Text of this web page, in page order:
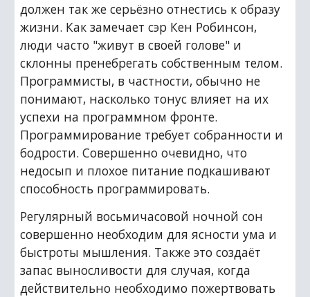
должен так же серьёзно отнестись к образу
жизни. Как замечает сэр Кен Робинсон,
люди часто "живут в своей голове" и
склонны пренебрегать собственным телом.
Программисты, в частности, обычно не
понимают, насколько тонус влияет на их
успехи на программном фронте.
Программирование требует собранности и
бодрости. Совершенно очевидно, что
недосып и плохое питание подкашивают
способность программировать.
Регулярный восьмичасовой ночной сон
совершенно необходим для ясности ума и
быстроты мышления. Также это создаёт
запас выносливости для случая, когда
действительно необходимо пожертвовать